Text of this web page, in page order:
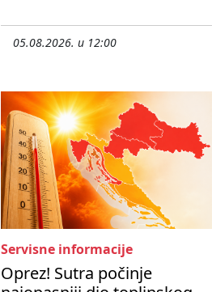
05.08.2026. u 12:00
Servisne informacije
Oprez! Sutra počinje